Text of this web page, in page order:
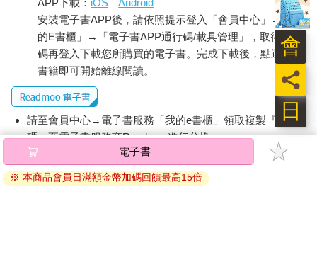
性」（equal representation of space）這種對稱性做法顯然是他
的下一步。或許對將馬克斯主義奉為科學的人來說，這一點並不
令人驚訝。彼得斯認為平等的代表性不僅是人文主義的美德，也
是唯一真正「客觀」的方法，而這方法可以用「科學性的世界
觀」來取代「歐洲主導下的世界觀」。之前完全沒有接觸過地圖
學的彼得斯聲稱，他花了整整十年開發這套投影法，而他那冗長
的公式和計算確實遠比必要的公式和計算來得複雜。這張地圖在
1967年之前泰半完成，這時的他遠赴布達佩斯（Budapest），跟
當時仍在共產主義政權下的匈牙利科學院（Academy of
Science）分享早期的版本。
在六年後的1973年5月，五十六歲的彼得斯在西德首都波恩市
APP下載： iOS
Android
安裝電子書APP後，請依照提示登入「會員中心」→「我
的E書櫃」→「電子書APP通行碼/載具管理」，取得通行
碼再登入下載您所購買的電子書。完成下載後，點選任一
書籍即可開始離線閱讀。
請至會員中心→電子書服務「我的e書櫃」領取複製『兌換
碼』至電子書服務商Readmoo進行兌換。
退換貨須知：
因版權保護，您在金石堂所購買的電子書僅能以金石堂專屬
電子書
※ 本商品會員日滿額金幣加碼回饋最高15倍
日
員
會